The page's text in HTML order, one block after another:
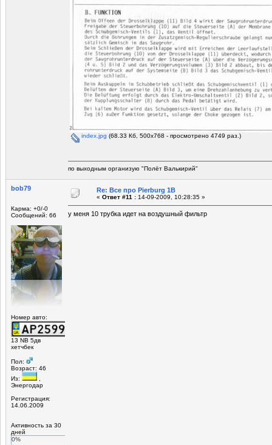
index.jpg (68.33 Кб, 500x768 - просмотрено 4749 раз.)
по выходным организую "Полёт Валькирий"
bob79
Карма: +0/-0
Сообщений: 66
Номер авто:
13 NB 5дв
хетчбек
Пол:
Возраст: 46
Из:
,
Энергодар
Регистрация:
14.06.2009
Активность за 30
дней
0%
Re: Все про Pierburg 1B
« Ответ #11 : 14-09-2009, 10:28:35 »
у меня 10 трубка идет на воздушный фильтр